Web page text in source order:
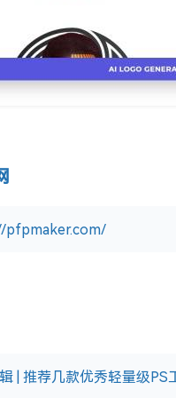
| 推荐几款优秀轻量级PS